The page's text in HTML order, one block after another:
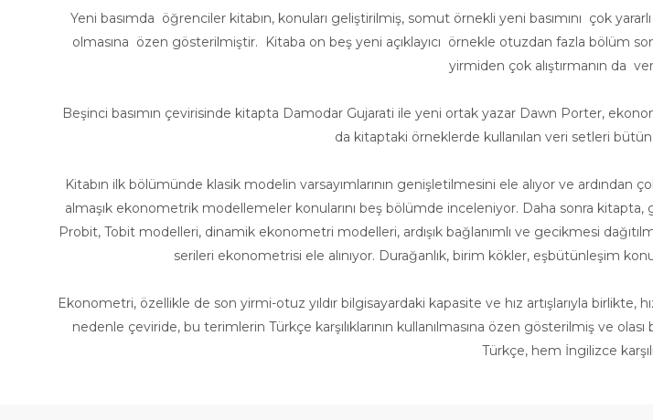
Yeni basımda öğrenciler kitabın, konuları geliştirilmiş, somut örnekli yeni basımını çok
olmasına özen gösterilmiştir. Kitaba on beş yeni açıklayıcı örnekle otuzdan fazla bölüm
yirmiden çok alıştırmanın da
Beşinci basımın çevirisinde kitapta Damodar Gujarati ile yeni ortak yazar Dawn Porter,
da kitaptaki örneklerde kullanılan veri setleri bütün
Kitabın ilk bölümünde klasik modelin varsayımlarının genişletilmesini ele alıyor ve ardından
almaşık ekonometrik modellemeler konularını beş bölümde inceleniyor. Daha sonra
Probit, Tobit modelleri, dinamik ekonometri modelleri, ardışık bağlanımlı ve gecikmesi
serileri ekonometrisi ele alınıyor. Durağanlık, birim kökler, eşbütünleşim
Ekonometri, özellikle de son yirmi-otuz yıldır bilgisayardaki kapasite ve hız artışlarıyla birlikte,
nedenle çeviride, bu terimlerin Türkçe karşılıklarının kullanılmasına özen gösterilmiş ve
Türkçe, hem İngilizce